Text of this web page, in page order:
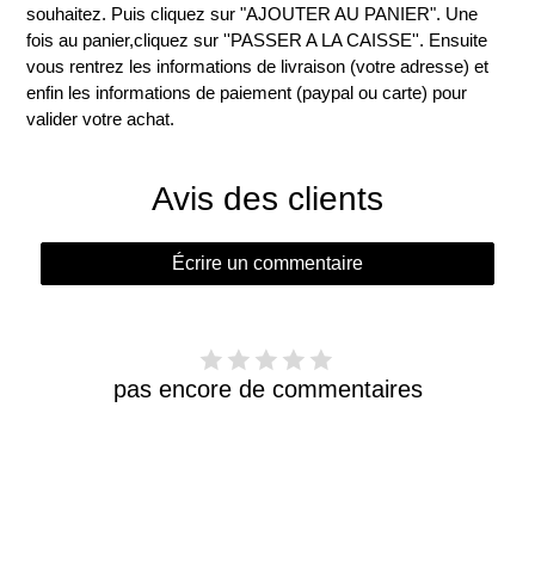
souhaitez. Puis cliquez sur "AJOUTER AU PANIER". Une
fois au panier,cliquez sur ''PASSER A LA CAISSE''. Ensuite
vous rentrez les informations de livraison (votre adresse) et
enfin les informations de paiement (paypal ou carte) pour
valider votre achat.
Avis des clients
Écrire un commentaire
pas encore de commentaires